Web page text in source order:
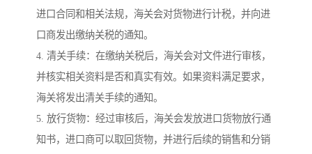
进口合同和相关法规，海关会对货物进行计税，并向进
口商发出缴纳关税的通知。
4. 清关手续：在缴纳关税后，海关会对文件进行审核，
并核实相关资料是否和真实有效。如果资料满足要求，
海关将发出清关手续的通知。
5. 放行货物：经过审核后，海关会发放进口货物放行通
知书，进口商可以取回货物，并进行后续的销售和分销